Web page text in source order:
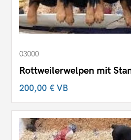
03000
Rottweilerwelpen mit
200,00 €VB